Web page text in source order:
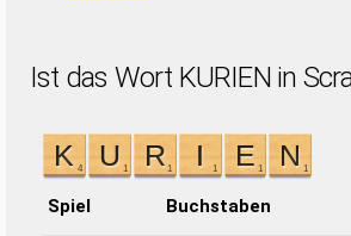
Ist das Wort KURIEN in
Spiel Buchstaben